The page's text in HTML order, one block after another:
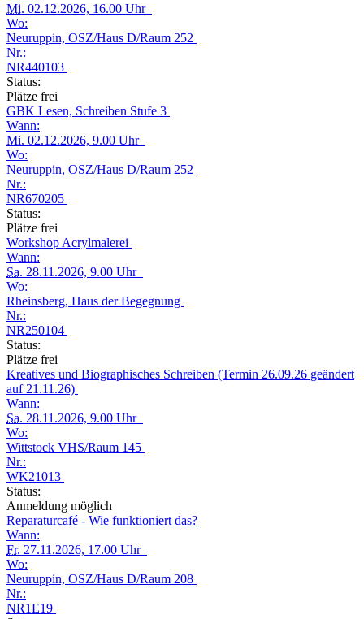
Mi. 02.12.2026, 16.00 Uhr
Wo:
Neuruppin, OSZ/Haus D/Raum 252
Nr.:
NR440103
Status:
Plätze frei
GBK Lesen, Schreiben Stufe 3
Wann:
Mi. 02.12.2026, 9.00 Uhr
Wo:
Neuruppin, OSZ/Haus D/Raum 252
Nr.:
NR670205
Status:
Plätze frei
Workshop Acrylmalerei
Wann:
Sa. 28.11.2026, 9.00 Uhr
Wo:
Rheinsberg, Haus der Begegnung
Nr.:
NR250104
Status:
Plätze frei
Kreatives und Biographisches Schreiben (Termin 26.09.26 geändert
auf 21.11.26)
Wann:
Sa. 28.11.2026, 9.00 Uhr
Wo:
Wittstock VHS/Raum 145
Nr.:
WK21013
Status:
Anmeldung möglich
Reparaturcafé - Wie funktioniert das?
Wann:
Fr. 27.11.2026, 17.00 Uhr
Wo:
Neuruppin, OSZ/Haus D/Raum 208
Nr.:
NR1E19